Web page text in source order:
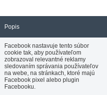
Popis
Facebook nastavuje tento súbor
cookie tak, aby používateľom
zobrazoval relevantné reklamy
sledovaním správania používateľov
na webe, na stránkach, ktoré majú
Facebook pixel alebo plugin
Facebooku.